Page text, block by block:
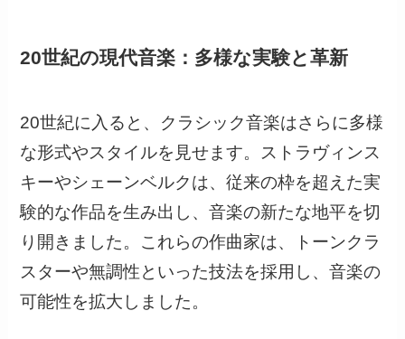
20世紀の現代音楽：多様な実験と革新
20世紀に入ると、クラシック音楽はさらに多様
な形式やスタイルを見せます。ストラヴィンス
キーやシェーンベルクは、従来の枠を超えた実
験的な作品を生み出し、音楽の新たな地平を切
り開きました。これらの作曲家は、トーンクラ
スターや無調性といった技法を採用し、音楽の
可能性を拡大しました。